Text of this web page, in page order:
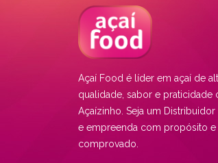
RIO SUL SANTO
Magé - RJ
Distância: —
ESTADIO OLIMPICO
Loja
Rio de Janeiro - RJ
Açaí Food é líder em açaí de
qualidade, sabor e praticidade
Açaízinho. Seja um Distribuidor
e empreenda com propósito e
comprovado.